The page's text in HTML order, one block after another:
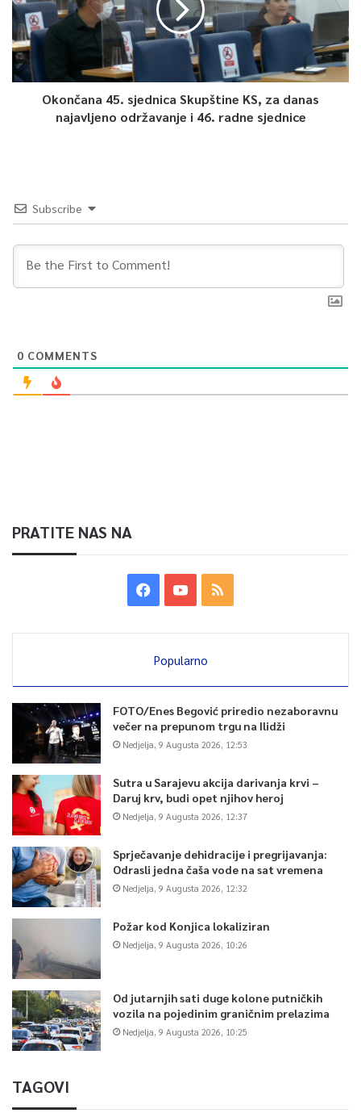
Okončana 45. sjednica Skupštine KS, za danas
najavljeno održavanje i 46. radne sjednice
Subscribe
0 COMMENTS
PRATITE NAS NA
Popularno
FOTO/Enes Begović priredio nezaboravnu
večer na prepunom trgu na Ilidži
Nedjelja, 9 Augusta 2026, 12:53
Sutra u Sarajevu akcija darivanja krvi –
Daruj krv, budi opet njihov heroj
Nedjelja, 9 Augusta 2026, 12:37
Sprječavanje dehidracije i pregrijavanja:
Odrasli jedna čaša vode na sat vremena
Nedjelja, 9 Augusta 2026, 12:32
Požar kod Konjica lokaliziran
Nedjelja, 9 Augusta 2026, 10:26
Od jutarnjih sati duge kolone putničkih
vozila na pojedinim graničnim prelazima
Nedjelja, 9 Augusta 2026, 10:25
TAGOVI